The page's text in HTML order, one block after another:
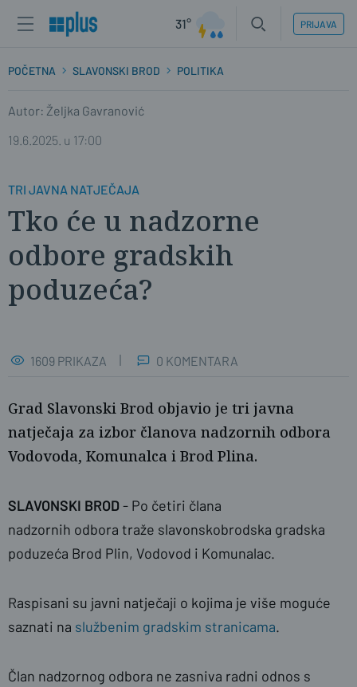
31° PRIJAVA
POČETNA SLAVONSKI BROD POLITIKA
Autor: Željka Gavranović
19.6.2025. u 17:00
TRI JAVNA NATJEČAJA
Tko će u nadzorne
odbore gradskih
poduzeća?
1609 PRIKAZA 0 KOMENTARA
Grad Slavonski Brod objavio je tri javna
natječaja za izbor članova nadzornih odbora
Vodovoda, Komunalca i Brod Plina.
SLAVONSKI BROD- Po četiri člana
nadzornih odbora traže slavonskobrodska gradska
poduzeća Brod Plin, Vodovod i Komunalac.
Raspisani su javni natječaji o kojima je više moguće
saznati na službenim gradskim stranicama.
Član nadzornog odbora ne zasniva radni odnos s